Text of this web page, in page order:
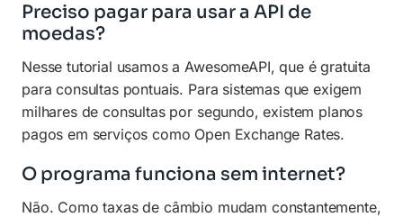
Preciso pagar para usar a API de
moedas?
Nesse tutorial usamos a AwesomeAPI, que é gratuita
para consultas pontuais. Para sistemas que exigem
milhares de consultas por segundo, existem planos
pagos em serviços como Open Exchange Rates.
O programa funciona sem internet?
Não. Como taxas de câmbio mudam constantemente,